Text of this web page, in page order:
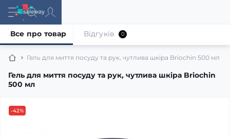
Гель для миття посуду та рук, чутлива шкіра Briochin 500 мл
Гель для миття посуду та рук, чутлива шкіра Briochin
500 мл
Все про товар Відгуків 0
-42%